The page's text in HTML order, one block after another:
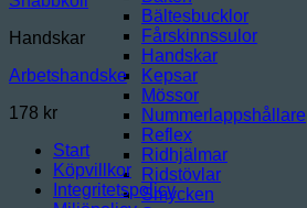
Bältesbucklor
Fårskinnssulor
Handskar
Kepsar
Mössor
Nummerlappshållare
Reflex
Ridhjälmar
Ridstövlar
Smycken
1,000 kr
Handskar
Arbetshandske
178 kr
Start
Köpvillkor
Integritetspolicy